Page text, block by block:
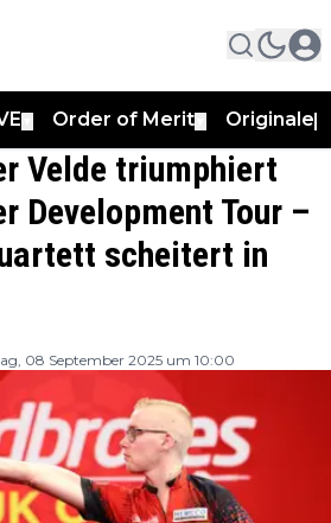
Order of Merit Originale
Velde triumphiert
Development Tour –
scheitert in
08 September 2025 um 10:00